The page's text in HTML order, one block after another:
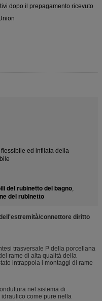
dopo il prepagamento ricevuto
ed infilata della
del rubinetto del bagno,
del rubinetto
connettore diritto
trasversale P della porcellana
rame di alta qualità della
intrappola i montaggi di rame
nel sistema di
come pure nella